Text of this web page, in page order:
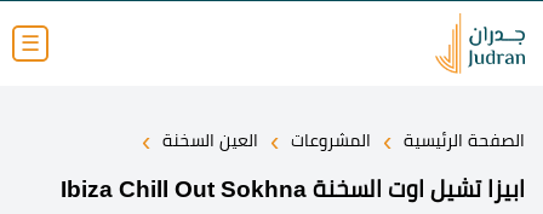
☰
الصفحة الرئيسية › المشروعات › العين السخنة ›
ابيزا تشيل اوت السخنة Ibiza Chill Out Sokhna